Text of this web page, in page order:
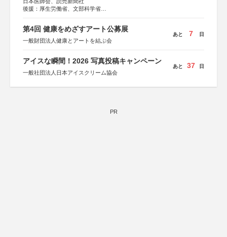
後援：厚生労働省、文部科学省
しん生命保険株式会社
第4回 健康をめざすアート公募展
一般財団法人健康とアートを結ぶ会
あと 7 日
アイスな瞬間！2026 写真投稿キャンペーン
一般社団法人日本アイスクリーム協会
あと 37 日
PR